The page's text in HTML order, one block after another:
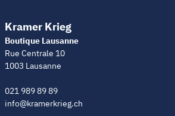
Kramer Krieg
Boutique Lausanne
Rue Centrale 10
1003 Lausanne
021 989 89 89
info@kramerkrieg.ch